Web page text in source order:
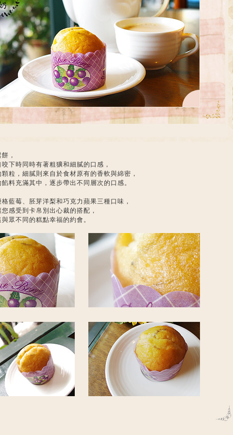
，
下時同時有著粗獷和細膩的口感，
粒，細膩則來自於食材原有的香軟與綿密，
料充滿其中，逐步帶出不同層次的口感。
藍莓、胚芽洋梨和巧克力蘋果三種口味，
感受到卡帛別出心裁的搭配，
眾不同的糕點幸福的約會。